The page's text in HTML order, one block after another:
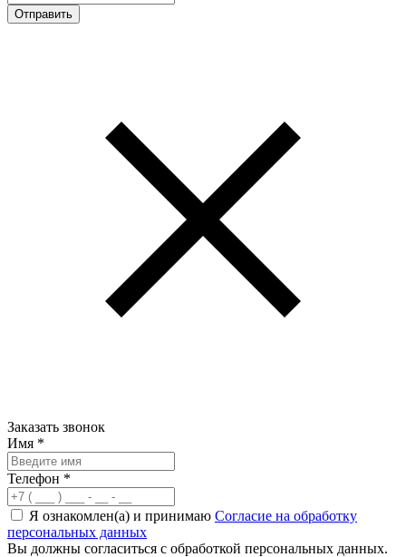
Заказать звонок
Имя *
Телефон *
Я ознакомлен(а) и принимаю Согласие на обработку
персональных данных
Вы должны согласиться с обработкой персональных данных.